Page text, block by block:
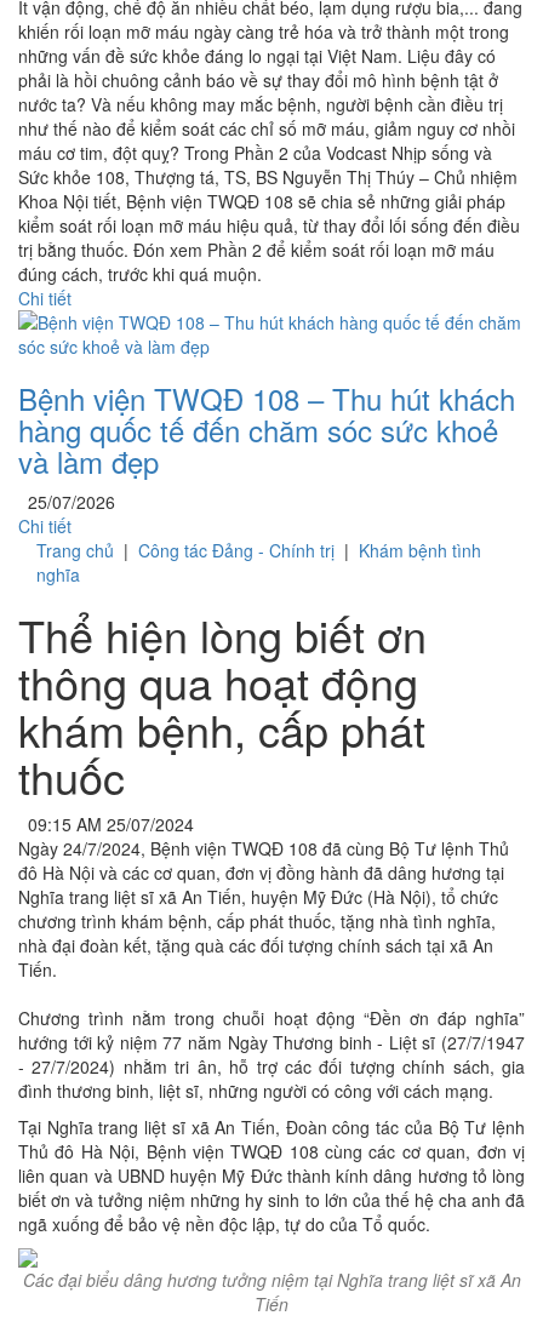
Ít vận động, chế độ ăn nhiều chất béo, lạm dụng rượu bia,... đang
khiến rối loạn mỡ máu ngày càng trẻ hóa và trở thành một trong
những vấn đề sức khỏe đáng lo ngại tại Việt Nam. Liệu đây có
phải là hồi chuông cảnh báo về sự thay đổi mô hình bệnh tật ở
nước ta? Và nếu không may mắc bệnh, người bệnh cần điều trị
như thế nào để kiểm soát các chỉ số mỡ máu, giảm nguy cơ nhồi
máu cơ tim, đột quỵ? Trong Phần 2 của Vodcast Nhịp sống và
Sức khỏe 108, Thượng tá, TS, BS Nguyễn Thị Thúy – Chủ nhiệm
Khoa Nội tiết, Bệnh viện TWQĐ 108 sẽ chia sẻ những giải pháp
kiểm soát rối loạn mỡ máu hiệu quả, từ thay đổi lối sống đến điều
trị bằng thuốc. Đón xem Phần 2 để kiểm soát rối loạn mỡ máu
đúng cách, trước khi quá muộn.
Chi tiết
Bệnh viện TWQĐ 108 – Thu hút khách
hàng quốc tế đến chăm sóc sức khoẻ
và làm đẹp
25/07/2026
Chi tiết
Trang chủ | Công tác Đảng - Chính trị | Khám bệnh tình
nghĩa
Thể hiện lòng biết ơn
thông qua hoạt động
khám bệnh, cấp phát
thuốc
09:15 AM 25/07/2024
Ngày 24/7/2024, Bệnh viện TWQĐ 108 đã cùng Bộ Tư lệnh Thủ
đô Hà Nội và các cơ quan, đơn vị đồng hành đã dâng hương tại
Nghĩa trang liệt sĩ xã An Tiến, huyện Mỹ Đức (Hà Nội), tổ chức
chương trình khám bệnh, cấp phát thuốc, tặng nhà tình nghĩa,
nhà đại đoàn kết, tặng quà các đối tượng chính sách tại xã An
Tiến.
Chương trình nằm trong chuỗi hoạt động “Đền ơn đáp nghĩa”
hướng tới kỷ niệm 77 năm Ngày Thương binh - Liệt sĩ (27/7/1947
- 27/7/2024) nhằm tri ân, hỗ trợ các đối tượng chính sách, gia
đình thương binh, liệt sĩ, những người có công với cách mạng.
Tại Nghĩa trang liệt sĩ xã An Tiến, Đoàn công tác của Bộ Tư lệnh
Thủ đô Hà Nội, Bệnh viện TWQĐ 108 cùng các cơ quan, đơn vị
liên quan và UBND huyện Mỹ Đức thành kính dâng hương tỏ lòng
biết ơn và tưởng niệm những hy sinh to lớn của thế hệ cha anh đã
ngã xuống để bảo vệ nền độc lập, tự do của Tổ quốc.
Các đại biểu dâng hương tưởng niệm tại Nghĩa trang liệt sĩ xã An
Tiến